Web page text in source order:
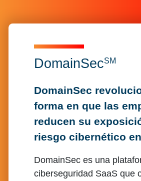
DomainSecSM
DomainSec
forma en que las
reducen su
riesgo cibernético
DomainSec es una
ciberseguridad SaaS que